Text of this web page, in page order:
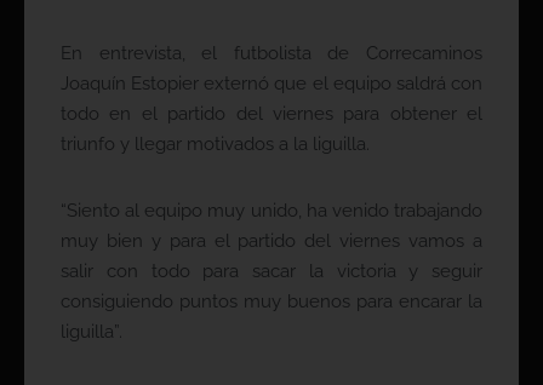
En entrevista, el futbolista de Correcaminos
Joaquín Estopier externó que el equipo saldrá con
todo en el partido del viernes para obtener el
triunfo y llegar motivados a la liguilla.
“Siento al equipo muy unido, ha venido trabajando
muy bien y para el partido del viernes vamos a
salir con todo para sacar la victoria y seguir
consiguiendo puntos muy buenos para encarar la
liguilla”.